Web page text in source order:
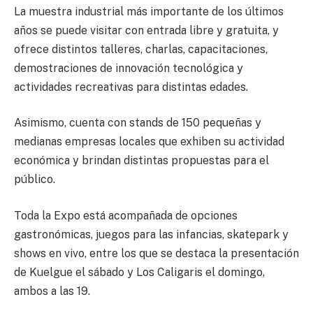
La muestra industrial más importante de los últimos
años se puede visitar con entrada libre y gratuita, y
ofrece distintos talleres, charlas, capacitaciones,
demostraciones de innovación tecnológica y
actividades recreativas para distintas edades.
Asimismo, cuenta con stands de 150 pequeñas y
medianas empresas locales que exhiben su actividad
económica y brindan distintas propuestas para el
público.
Toda la Expo está acompañada de opciones
gastronómicas, juegos para las infancias, skatepark y
shows en vivo, entre los que se destaca la presentación
de Kuelgue el sábado y Los Caligaris el domingo,
ambos a las 19.